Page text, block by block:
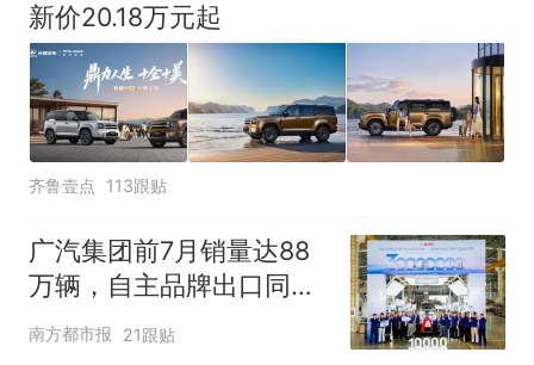
新价20.18万元起
齐鲁壹点 113跟贴
广汽集团前7月销量达88
万辆，自主品牌出口同比
增130%
南方都市报 21跟贴